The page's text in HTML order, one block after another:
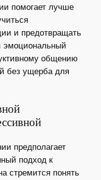
помогает лучше
и предотвращать
общению
без ущерба для
предполагает
подход к
стремится понять